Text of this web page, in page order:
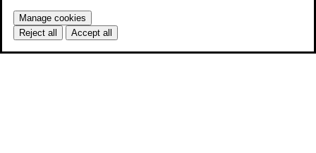
Manage cookies
Reject all
Accept all